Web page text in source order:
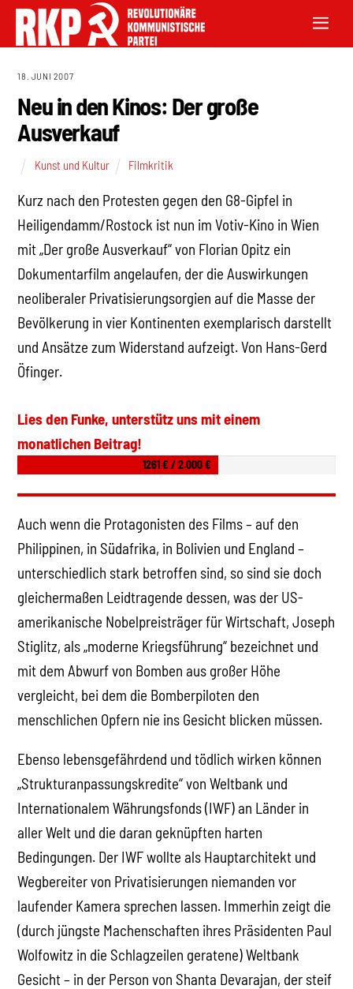
18. JUNI 2007
Neu in den Kinos: Der große
Ausverkauf
Kunst und Kultur Filmkritik
Kurz nach den Protesten gegen den G8-Gipfel in
Heiligendamm/Rostock ist nun im Votiv-Kino in Wien
mit „Der große Ausverkauf“ von Florian Opitz ein
Dokumentarfilm angelaufen, der die Auswirkungen
neoliberaler Privatisierungsorgien auf die Masse der
Bevölkerung in vier Kontinenten exemplarisch darstellt
und Ansätze zum Widerstand aufzeigt. Von Hans-Gerd
Öfinger.
Lies den Funke, unterstütz uns mit einem
monatlichen Beitrag!
1261 € / 2.000 €
Auch wenn die Protagonisten des Films – auf den
Philippinen, in Südafrika, in Bolivien und England –
unterschiedlich stark betroffen sind, so sind sie doch
gleichermaßen Leidtragende dessen, was der US-
amerikanische Nobelpreisträger für Wirtschaft, Joseph
Stiglitz, als „moderne Kriegsführung“ bezeichnet und
mit dem Abwurf von Bomben aus großer Höhe
vergleicht, bei dem die Bomberpiloten den
menschlichen Opfern nie ins Gesicht blicken müssen.
Ebenso lebensgefährdend und tödlich wirken können
„Strukturanpassungskredite“ von Weltbank und
Internationalem Währungsfonds (IWF) an Länder in
aller Welt und die daran geknüpften harten
Bedingungen. Der IWF wollte als Hauptarchitekt und
Wegbereiter von Privatisierungen niemanden vor
laufender Kamera sprechen lassen. Immerhin zeigt die
(durch jüngste Machenschaften ihres Präsidenten Paul
Wolfowitz in die Schlagzeilen geratene) Weltbank
Gesicht – in der Person von Shanta Devarajan, der steif